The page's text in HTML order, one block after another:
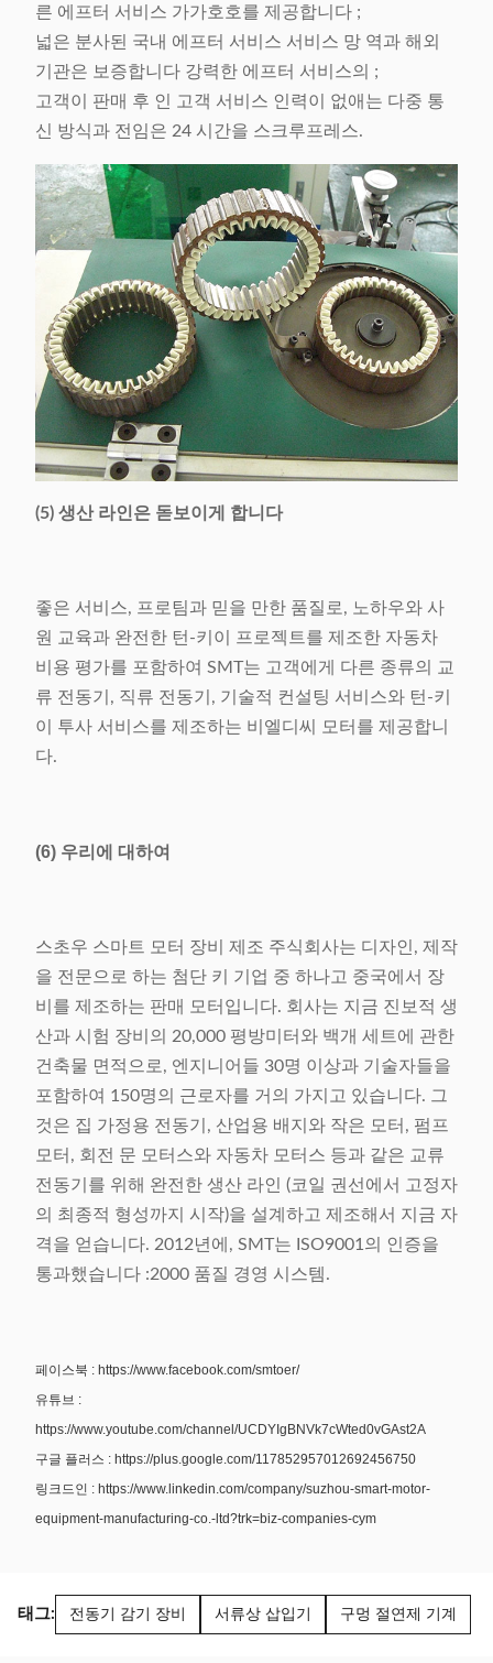
른 에프터 서비스 가가호호를 제공합니다 ;
넓은 분사된 국내 에프터 서비스 서비스 망 역과 해외
기관은 보증합니다 강력한 에프터 서비스의 ;
고객이 판매 후 인 고객 서비스 인력이 없애는 다중 통
신 방식과 전임은 24 시간을 스크루프레스.
(5) 생산 라인은 돋보이게 합니다
좋은 서비스, 프로팀과 믿을 만한 품질로, 노하우와 사
원 교육과 완전한 턴-키이 프로젝트를 제조한 자동차
비용 평가를 포함하여 SMT는 고객에게 다른 종류의 교
류 전동기, 직류 전동기, 기술적 컨설팅 서비스와 턴-키
이 투사 서비스를 제조하는 비엘디씨 모터를 제공합니
다.
(6) 우리에 대하여
스초우 스마트 모터 장비 제조 주식회사는 디자인, 제작
을 전문으로 하는 첨단 키 기업 중 하나고 중국에서 장
비를 제조하는 판매 모터입니다. 회사는 지금 진보적 생
산과 시험 장비의 20,000 평방미터와 백개 세트에 관한
건축물 면적으로, 엔지니어들 30명 이상과 기술자들을
포함하여 150명의 근로자를 거의 가지고 있습니다. 그
것은 집 가정용 전동기, 산업용 배지와 작은 모터, 펌프
모터, 회전 문 모터스와 자동차 모터스 등과 같은 교류
전동기를 위해 완전한 생산 라인 (코일 권선에서 고정자
의 최종적 형성까지 시작)을 설계하고 제조해서 지금 자
격을 얻습니다. 2012년에, SMT는 ISO9001의 인증을
통과했습니다 :2000 품질 경영 시스템.
페이스북 : https://www.facebook.com/smtoer/
유튜브 :
https://www.youtube.com/channel/UCDYIgBNVk7cWted0vGAst2A
구글 플러스 : https://plus.google.com/117852957012692456750
링크드인 : https://www.linkedin.com/company/suzhou-smart-motor-
equipment-manufacturing-co.-ltd?trk=biz-companies-cym
태그: 전동기 감기 장비 서류상 삽입기 구멍 절연제 기계